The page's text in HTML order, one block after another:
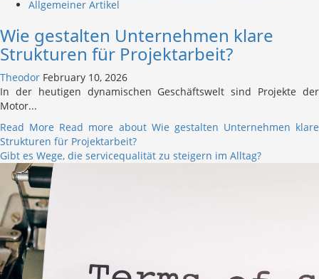
Allgemeiner Artikel
Wie gestalten Unternehmen klare
Strukturen für Projektarbeit?
Theodor February 10, 2026
In der heutigen dynamischen Geschäftswelt sind Projekte der
Motor...
Read More Read more about Wie gestalten Unternehmen klare
Strukturen für Projektarbeit?
Gibt es Wege, die servicequalität zu steigern im Alltag?